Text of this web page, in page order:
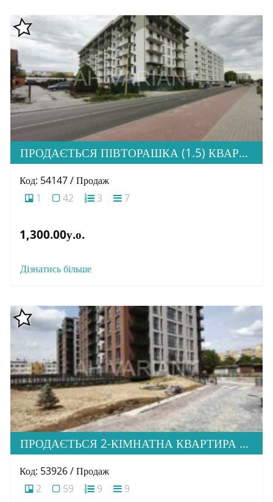
ПРОДАЄТЬСЯ ПІВТОРАШКА (1.5) КВАРТИРА З ІДЕАЛЬНОЮ ЛОКАЦІЄЮ, ЖК HOME
Код: 54147 / Продаж
1
42 3 7
1,300.00у.о.
Дізнатись більше
ПРОДАЄТЬСЯ 2-КІМНАТНА КВАРТИРА В М. УЖГОРОД, ВУЛ. ТЛЕХАСА 19, ЖК “WEST TOWERS”
Код: 53926 / Продаж
2
59 9 9